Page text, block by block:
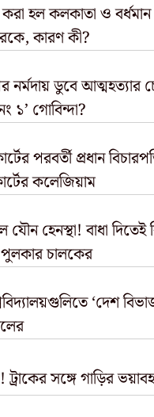
হল কলকাতা ও
কারণ কী?
ডুবে আত্মহত্যার
১’ গোবিন্দা?
পরবর্তী প্রধান
কলেজিয়াম
হেনস্থা! বাধা দিতেই
পুলকার চালকের
‘দেশ
ভয়াবহ দুর্ঘটনা! ট্রাকের সঙ্গে